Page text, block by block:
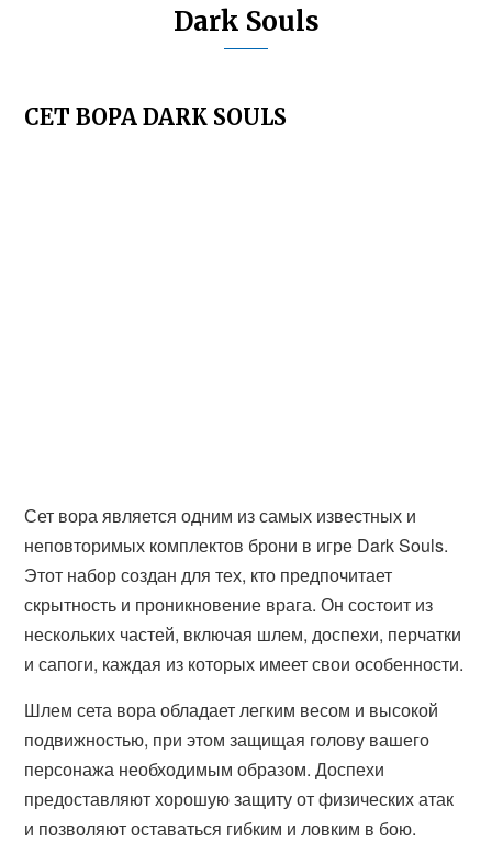
Dark Souls
СЕТ ВОРА DARK SOULS
Сет вора является одним из самых известных и
неповторимых комплектов брони в игре Dark Souls.
Этот набор создан для тех, кто предпочитает
скрытность и проникновение врага. Он состоит из
нескольких частей, включая шлем, доспехи, перчатки
и сапоги, каждая из которых имеет свои особенности.
Шлем сета вора обладает легким весом и высокой
подвижностью, при этом защищая голову вашего
персонажа необходимым образом. Доспехи
предоставляют хорошую защиту от физических атак
и позволяют оставаться гибким и ловким в бою.